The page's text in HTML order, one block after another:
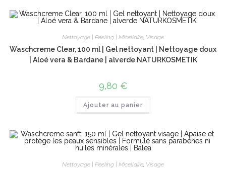
Nettoyage | Peeling | Micellaire, Visage
Waschcreme Clear, 100 ml | Gel nettoyant | Nettoyage doux
| Aloé vera & Bardane | alverde NATURKOSMETIK
9,80 €
Ajouter au panier
Nettoyage | Peeling | Micellaire Visage